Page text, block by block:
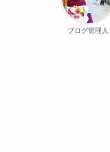
ブログ管理人